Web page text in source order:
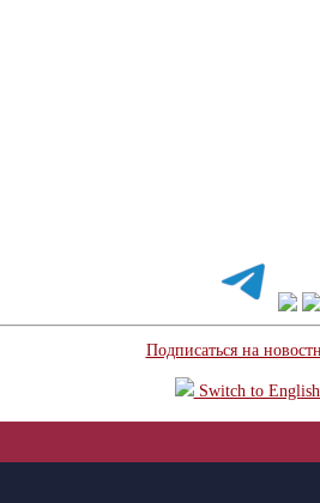
Подписаться на
Switch to English